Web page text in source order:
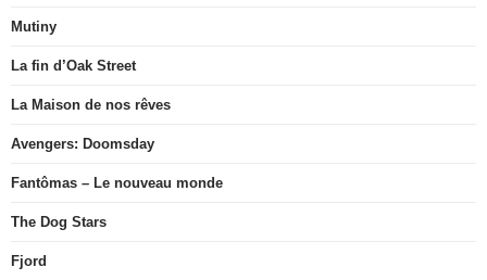
Mutiny
La fin d’Oak Street
La Maison de nos rêves
Avengers: Doomsday
Fantômas – Le nouveau monde
The Dog Stars
Fjord